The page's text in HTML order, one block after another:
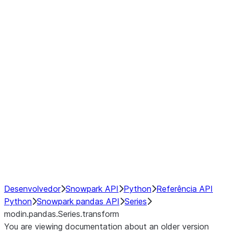
Desenvolvedor Snowpark API Python Referência API
Python Snowpark pandas API Series
modin.pandas.Series.transform
You are viewing documentation about an older version